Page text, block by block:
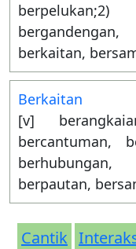
berkaitan,
Berkaitan
[v]
bercantuman,
berpautan,
Cantik